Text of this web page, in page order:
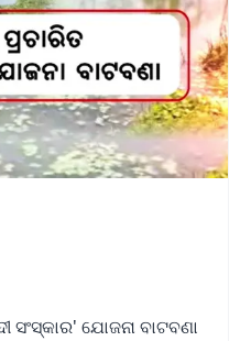
ଯୋଜନା ବାଟବଣା